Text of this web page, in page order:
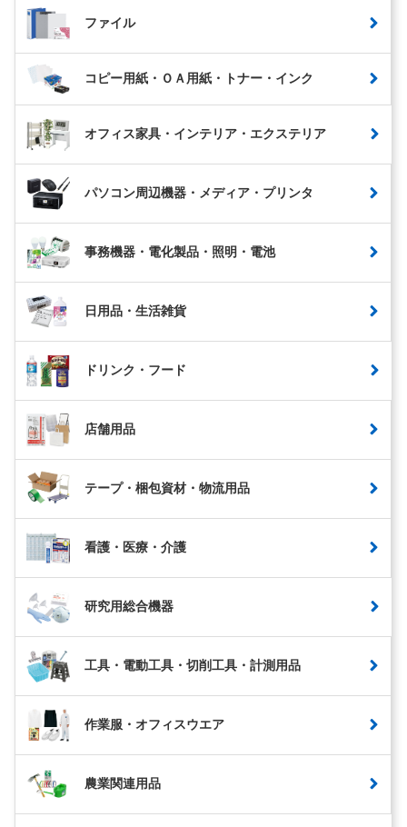
ファイル
コピー用紙・ＯＡ用紙・トナー・インク
オフィス家具・インテリア・エクステリア
パソコン周辺機器・メディア・プリンタ
事務機器・電化製品・照明・電池
日用品・生活雑貨
ドリンク・フード
店舗用品
テープ・梱包資材・物流用品
看護・医療・介護
研究用総合機器
工具・電動工具・切削工具・計測用品
作業服・オフィスウエア
農業関連用品